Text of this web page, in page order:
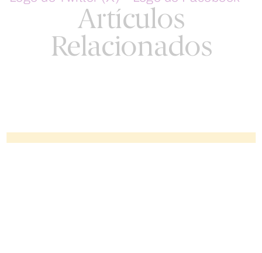
Artículos
Relacionados